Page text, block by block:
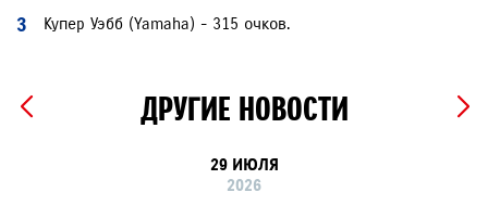
Купер Уэбб (Yamaha) - 315 очков.
ДРУГИЕ НОВОСТИ
29 ИЮЛЯ
2026